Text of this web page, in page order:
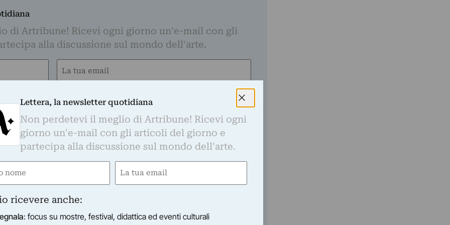
di Artribune! Ricevi ogni giorno un'e-mail con gli
alla discussione sul mondo dell'arte.
Email
(Required)
su mostre, festival, didattica ed eventi culturali
sul mercato dell'arte
sulla rigenerazione urbana
su moda e cultura
sul turismo culturale
con regolarità sul mondo dell'arte, nel rispetto della privacy come indicato nella
trasferiti su MailChimp e trattati secondo le modalità riportate inquesta
l'apposito link presente nelle email.
Lettera, la newsletter quotidiana
Non perdetevi il meglio di Artribune! Ricevi ogni
giorno un'e-mail con gli articoli del giorno e
partecipa alla discussione sul mondo dell'arte.
Email
ricevere anche:
: focus su mostre, festival, didattica ed eventi culturali